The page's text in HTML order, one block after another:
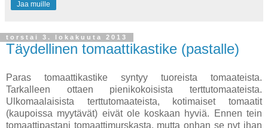
Jaa muille
torstai 3. lokakuuta 2013
Täydellinen tomaattikastike (pastalle)
Paras tomaattikastike syntyy tuoreista tomaateista.
Tarkalleen ottaen pienikokoisista terttutomaateista.
Ulkomaalaisista terttutomaateista, kotimaiset tomaatit
(kaupoissa myytävät) eivät ole koskaan hyviä. Ennen tein
tomaattipastani tomaattimurskasta, mutta onhan se nyt ihan